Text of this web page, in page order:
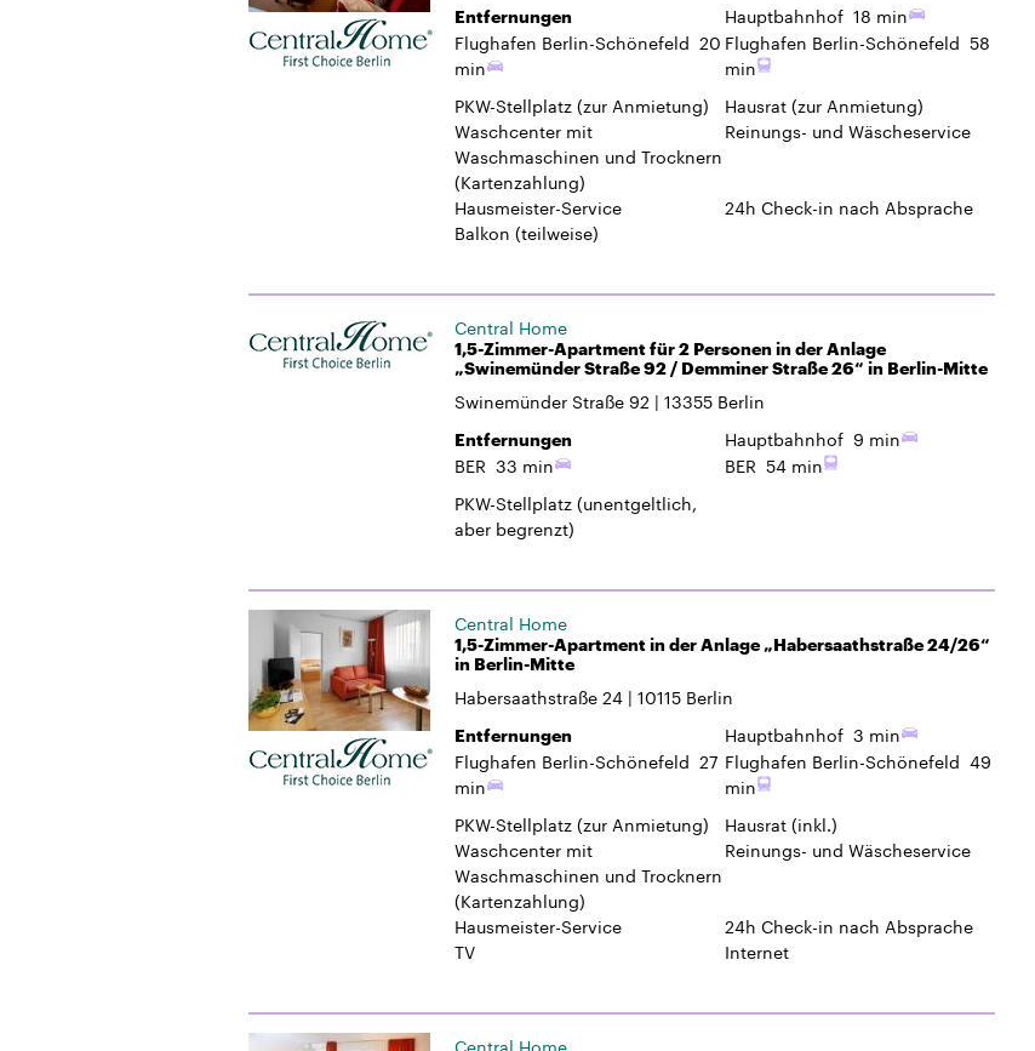
Entfernungen Hauptbahnhof 18 min
Flughafen Berlin-Schönefeld 20
min
Flughafen Berlin-Schönefeld 58
min
PKW-Stellplatz(zur Anmietung) Hausrat(zur Anmietung)
Waschcenter mit
Waschmaschinen und Trocknern
(Kartenzahlung)
Reinungs- und Wäscheservice
Hausmeister-Service 24h Check-in nach Absprache
Balkon (teilweise)
Central Home
1,5-Zimmer-Apartment für 2 Personen in der Anlage
„Swinemünder Straße 92 / Demminer Straße 26“ in Berlin-Mitte
Swinemünder Straße 92 13355 Berlin
Entfernungen Hauptbahnhof 9 min
BER 33 min BER 54 min
PKW-Stellplatz(unentgeltlich,
aber begrenzt)
Central Home
1,5-Zimmer-Apartment in der Anlage „Habersaathstraße 24/26“
in Berlin-Mitte
Habersaathstraße 24 10115 Berlin
Entfernungen Hauptbahnhof 3 min
Flughafen Berlin-Schönefeld 27
min
Flughafen Berlin-Schönefeld 49
min
PKW-Stellplatz(zur Anmietung) Hausrat(inkl.)
Waschcenter mit
Waschmaschinen und Trocknern
(Kartenzahlung)
Reinungs- und Wäscheservice
Hausmeister-Service 24h Check-in nach Absprache
TV
Internet
Central Home